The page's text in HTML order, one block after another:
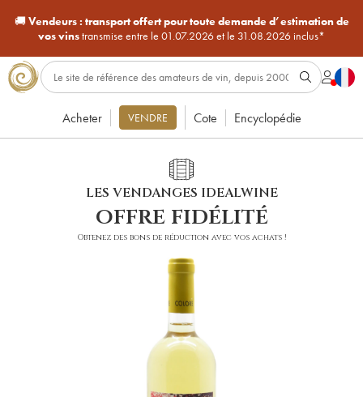
🚚Vendeurs : transport offert pour toute demande d’estimation de
vos vinstransmise entre le 01.07.2026 et le 31.08.2026 inclus*
Acheter VENDRE Cote Encyclopédie
LES VENDANGES IDEALWINE
offre fidélité
Obtenez des bons de réduction avec vos achats !